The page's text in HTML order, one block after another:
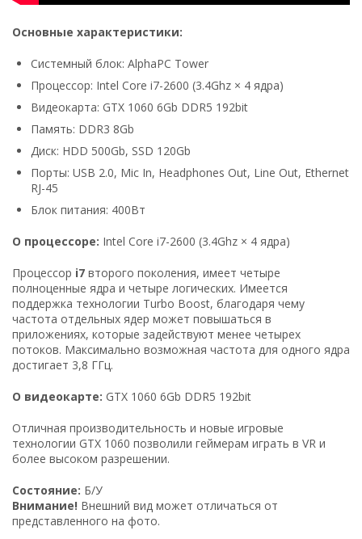
Основные характеристики:
Системный блок: AlphaPC Tower
Процессор: Intel Core i7-2600 (3.4Ghz × 4 ядра)
Видеокарта: GTX 1060 6Gb DDR5 192bit
Память: DDR3 8Gb
Диск: HDD 500Gb, SSD 120Gb
Порты: USB 2.0, Mic In, Headphones Out, Line Out, Ethernet
RJ-45
Блок питания: 400Вт
О процессоре: Intel Core i7-2600 (3.4Ghz × 4 ядра)
Процессор i7 второго поколения, имеет четыре
полноценные ядра и четыре логических. Имеется
поддержка технологии Turbo Boost, благодаря чему
частота отдельных ядер может повышаться в
приложениях, которые задействуют менее четырех
потоков. Максимально возможная частота для одного ядра
достигает 3,8 ГГц.
О видеокарте: GTX 1060 6Gb DDR5 192bit
Отличная производительность и новые игровые
технологии GTX 1060 позволили геймерам играть в VR и
более высоком разрешении.
Состояние: Б/У
Внимание! Внешний вид может отличаться от
представленного на фото.